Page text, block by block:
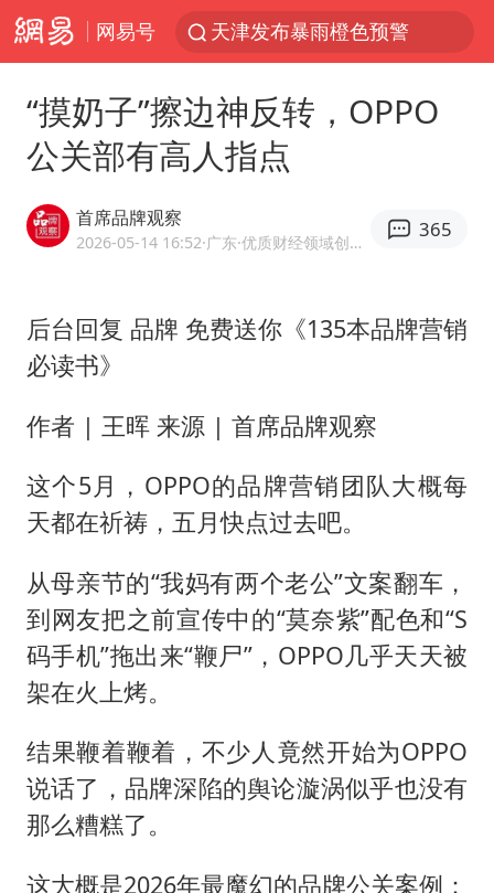
网易号
天津发布暴雨橙色预警
路虎卫士110 HSE限时降价
马云现身新疆巴音布鲁克草原
新疆生产建设兵团生态环境局原局长被查
上海地铁4条线路全线停运
三预警齐发 11个省份有大到暴雨
“还不如不放假”
“摸奶子”擦边神反转，OPPO
公关部有高人指点
首席品牌观察
2026-05-14 16:52·广东 ·优质财经领域创作者
365
后台回复 品牌 免费送你《135本品牌营销
必读书》
作者 | 王晖 来源 | 首席品牌观察
这个5月，OPPO的品牌营销团队大概每
天都在祈祷，五月快点过去吧。
从母亲节的“我妈有两个老公”文案翻车，
到网友把之前宣传中的“莫奈紫”配色和“S
码手机”拖出来“鞭尸”，OPPO几乎天天被
架在火上烤。
结果鞭着鞭着，不少人竟然开始为OPPO
说话了，品牌深陷的舆论漩涡似乎也没有
那么糟糕了。
这大概是2026年最魔幻的品牌公关案例：